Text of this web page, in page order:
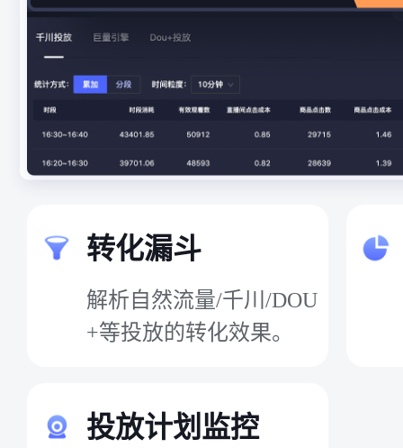
转化漏斗
解析自然流量/千川/DOU
+等投放的转化效果。
投放计划监控